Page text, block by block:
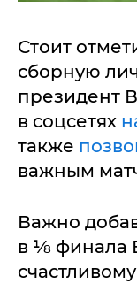
Стоит
сборную
президент
в соцсетях
также
важным
Важно
в ⅛ финала